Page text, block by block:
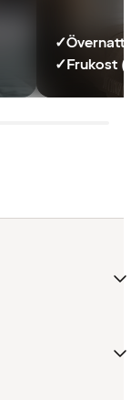
✓
✓Frukost